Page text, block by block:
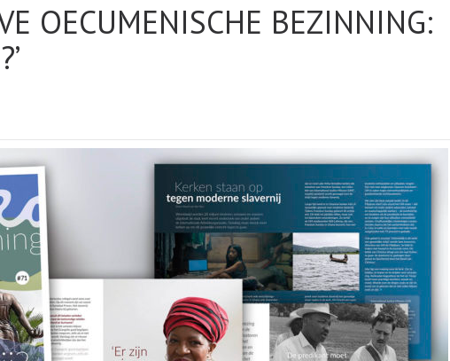
OECUMENISCHE BEZINNING: